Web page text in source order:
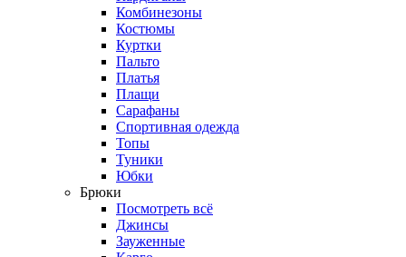
Комбинезоны
Костюмы
Куртки
Пальто
Платья
Плащи
Сарафаны
Спортивная одежда
Топы
Туники
Юбки
Брюки
Посмотреть всё
Джинсы
Зауженные